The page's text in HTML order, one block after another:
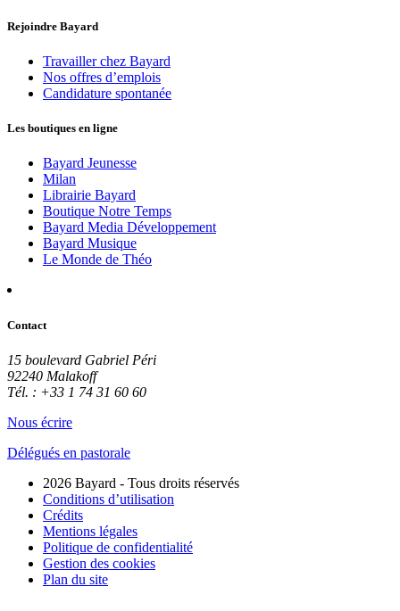
Rejoindre Bayard
Travailler chez Bayard
Nos offres d’emplois
Candidature spontanée
Les boutiques en ligne
Bayard Jeunesse
Milan
Librairie Bayard
Boutique Notre Temps
Bayard Media Développement
Bayard Musique
Le Monde de Théo
Contact
15 boulevard Gabriel Péri
92240 Malakoff
Tél. : +33 1 74 31 60 60
Nous écrire
Délégués en pastorale
2026 Bayard - Tous droits réservés
Conditions d’utilisation
Crédits
Mentions légales
Politique de confidentialité
Gestion des cookies
Plan du site